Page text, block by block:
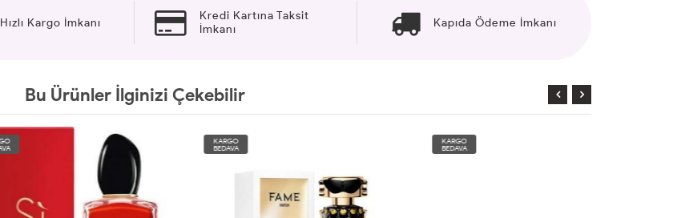
Hızlı Kargo İmkanı
Kredi Kartına Taksit
İmkanı
Kapıda Ödeme İmkanı
Bu Ürünler İlginizi Çekebilir